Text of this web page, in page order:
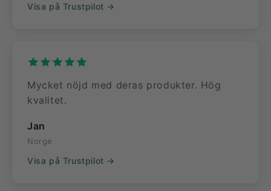
Visa på Trustpilot →
Mycket nöjd med deras produkter. Hög
kvalitet.
Jan
Norge
Visa på Trustpilot →